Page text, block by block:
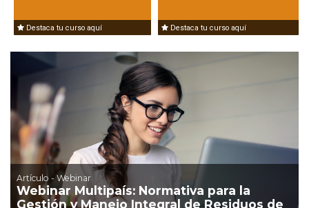
Destaca tu curso aquí Destaca tu curso aquí
Artículo - Webinar
Webinar Multipaís: Normativa para la
Gestión y Manejo Integral de Residuos de